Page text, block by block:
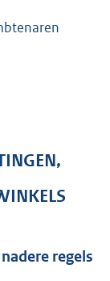
regels